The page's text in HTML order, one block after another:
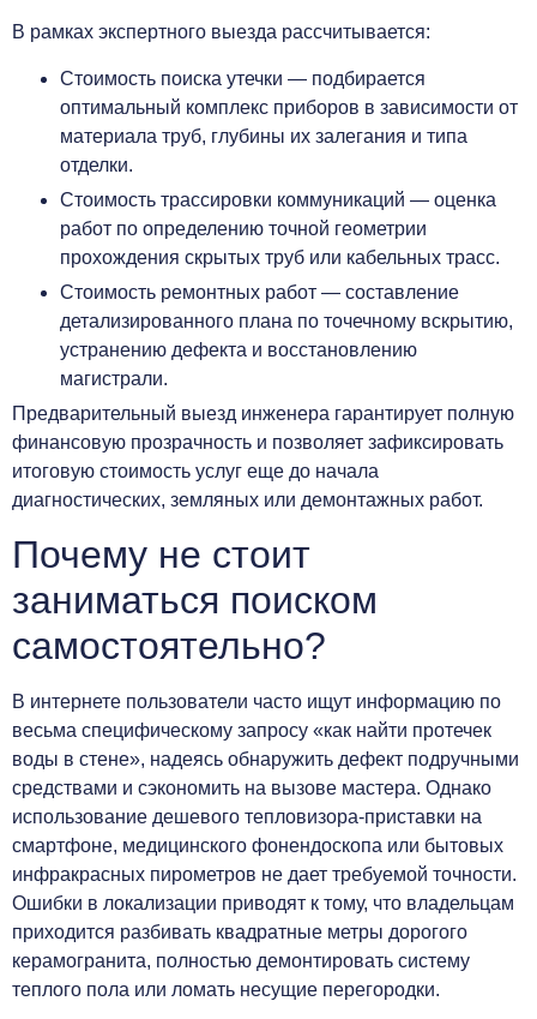
В рамках экспертного выезда рассчитывается:
Стоимость поиска утечки — подбирается
оптимальный комплекс приборов в зависимости от
материала труб, глубины их залегания и типа
отделки.
Стоимость трассировки коммуникаций — оценка
работ по определению точной геометрии
прохождения скрытых труб или кабельных трасс.
Стоимость ремонтных работ — составление
детализированного плана по точечному вскрытию,
устранению дефекта и восстановлению
магистрали.
Предварительный выезд инженера гарантирует полную
финансовую прозрачность и позволяет зафиксировать
итоговую стоимость услуг еще до начала
диагностических, земляных или демонтажных работ.
Почему не стоит
заниматься поиском
самостоятельно?
В интернете пользователи часто ищут информацию по
весьма специфическому запросу «как найти протечек
воды в стене», надеясь обнаружить дефект подручными
средствами и сэкономить на вызове мастера. Однако
использование дешевого тепловизора-приставки на
смартфоне, медицинского фонендоскопа или бытовых
инфракрасных пирометров не дает требуемой точности.
Ошибки в локализации приводят к тому, что владельцам
приходится разбивать квадратные метры дорогого
керамогранита, полностью демонтировать систему
теплого пола или ломать несущие перегородки.